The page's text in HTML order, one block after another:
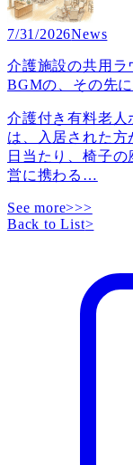
7/31/2026News
介護施設の共用
BGMの、その先
介護付き有料老人
は、入居された方
日当たり、椅子
営に携わる …
See more>>>
Back to List>